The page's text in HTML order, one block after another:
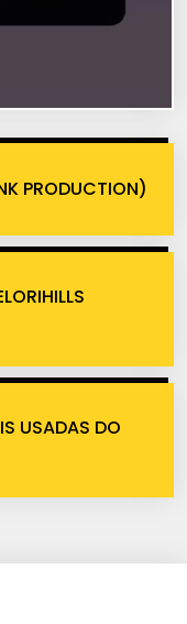
PRODUCTION)
USADAS DO